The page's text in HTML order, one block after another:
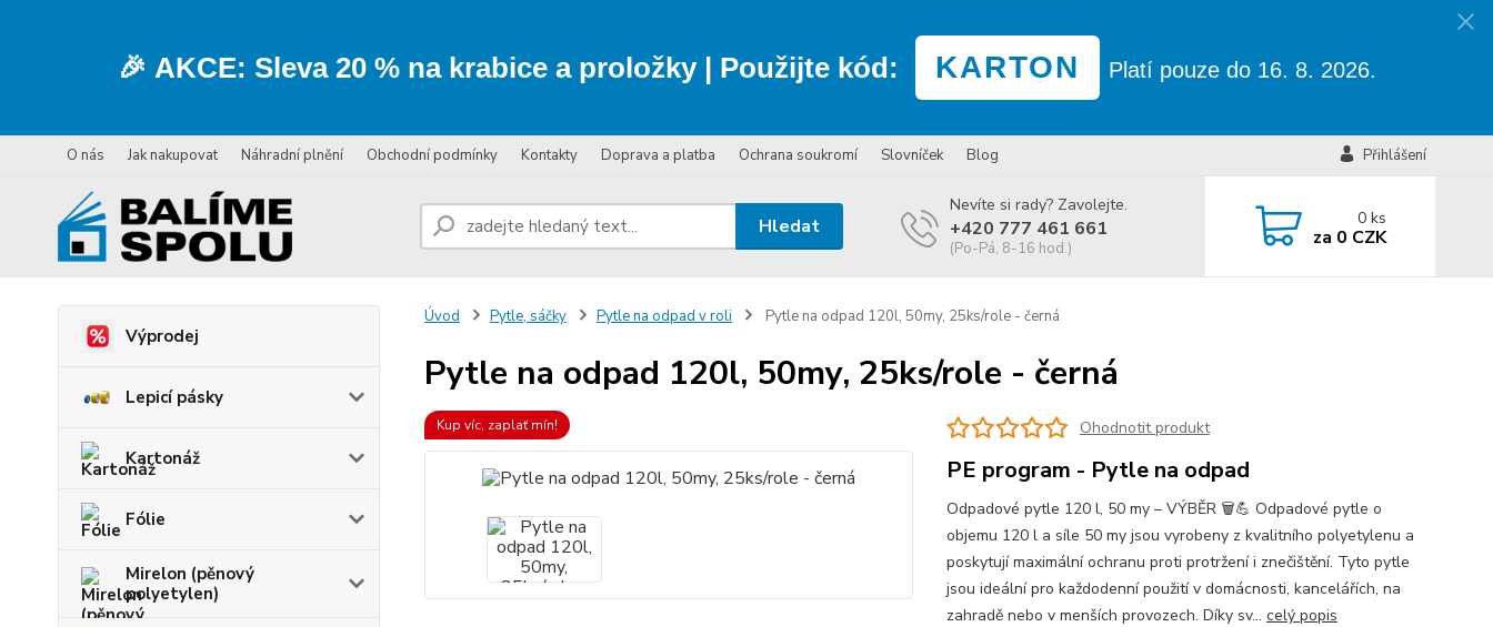
🎉 AKCE: Sleva 20 % na krabice a proložky| Použijte kód: KARTON Platí pouze do 16. 8. 2026.
O nás Jak nakupovat Náhradní plnění Obchodní podmínky Kontakty Doprava a platba Ochrana soukromí Slovníček Blog Přihlášení
Hledat
Nevíte si rady? Zavolejte.
+420 777 461 661
(Po-Pá, 8-16 hod.)
0 ks
za 0 CZK
Výprodej
Lepicí pásky
Kartonáž
Fólie
Mirelon (pěnový
polyetylen)
Úvod Pytle, sáčky Pytle na odpad v roli Pytle na odpad 120l, 50my, 25ks/role - černá
Pytle na odpad 120l, 50my, 25ks/role - černá
Kup víc, zaplať mín! Ohodnotit produkt
PE program - Pytle na odpad
Odpadové pytle 120 l, 50 my – VÝBĚR 🗑️💪 Odpadové pytle o
objemu 120 l a síle 50 my jsou vyrobeny z kvalitního polyetylenu a
poskytují maximální ochranu proti protržení i znečištění. Tyto pytle
jsou ideální pro každodenní použití v domácnosti, kancelářích, na
zahradě nebo v menších provozech. Díky sv... celý popis